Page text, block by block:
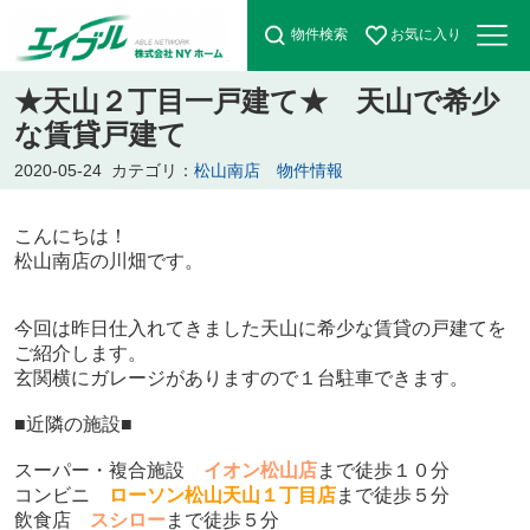
物件検索 お気に入り
★天山２丁目一戸建て★ 天山で希少
な賃貸戸建て
2020-05-24 カテゴリ： 松山南店 物件情報
こんにちは！
松山南店の川畑です。
今回は昨日仕入れてきました天山に希少な賃貸の戸建てを
ご紹介します。
玄関横にガレージがありますので１台駐車できます。
■近隣の施設■
スーパー・複合施設 イオン松山店ま で徒歩１０分
コンビニ
ローソン松山天山１丁目店まで徒歩５分
飲食店
スシローまで徒歩５分